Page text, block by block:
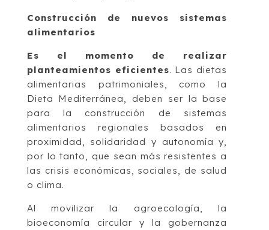
Construcción de nuevos sistemas
alimentarios
Es el momento de realizar
planteamientos eficientes. Las dietas
alimentarias patrimoniales, como la
Dieta Mediterránea, deben ser la base
para la construcción de sistemas
alimentarios regionales basados en
proximidad, solidaridad y autonomía y,
por lo tanto, que sean más resistentes a
las crisis económicas, sociales, de salud
o clima.
Al movilizar la agroecología, la
bioeconomía circular y la gobernanza